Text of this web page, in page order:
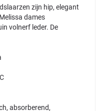
zijn hip, elegant
dames
volnerf leder. De
absorberend,